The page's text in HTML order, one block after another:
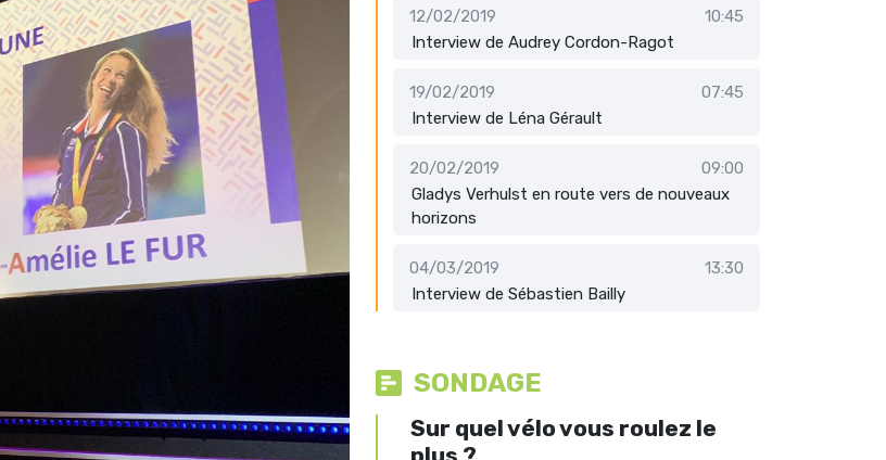
12/02/2019
10:45
Interview de Audrey Cordon-Ragot
19/02/2019
07:45
Interview de Léna Gérault
20/02/2019
09:00
Gladys Verhulst en route vers de nouveaux
horizons
04/03/2019
13:30
Interview de Sébastien Bailly
SONDAGE
Sur quel vélo vous roulez le